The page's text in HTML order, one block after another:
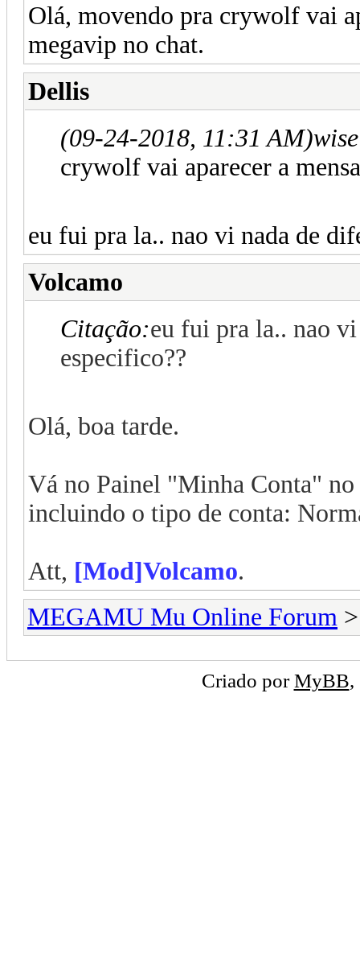
Olá, movendo pra crywolf vai
megavip no chat.
Dellis
(09-24-2018, 11:31 AM)
crywolf vai aparecer a
eu fui pra la.. nao vi nada de
Volcamo
Citação:eu fui pra la.. nao
especifico??
Olá, boa tarde.
Vá no Painel "Minha Conta"
incluindo o tipo de conta:
Att, [Mod]Volcamo.
MEGAMU Mu Online Forum
Criado porMyBB,